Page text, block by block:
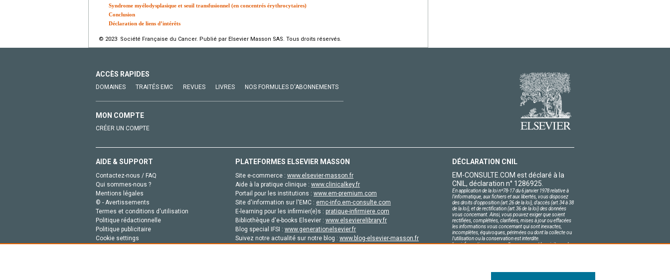
Syndrome myélodysplasique et seuil transfusionnel (en concentrés érythrocytaires)
Conclusion
Déclaration de liens d’intérêts
© 2023 Société Française du Cancer. Publié par Elsevier Masson SAS. Tous droits réservés.
ACCÈS RAPIDES
DOMAINES TRAITÉS EMC REVUES LIVRES NOS FORMULES D'ABONNEMENTS
MON COMPTE
CRÉER UN COMPTE
AIDE & SUPPORT
Contactez-nous / FAQ
Qui sommes-nous ?
Mentions légales
© - Avertissements
Termes et conditions d'utilisation
Politique rédactionnelle
Politique publicitaire
Cookie settings
PLATEFORMES ELSEVIER MASSON
Site e-commerce : www.elsevier-masson.fr
Aide à la pratique clinique : www.clinicalkey.fr
Portail pour les institutions : www.em-premium.com
Site d'information sur l'EMC : emc-info.em-consulte.com
E-learning pour les infirmier(e)s : pratique-infirmiere.com
Bibliothèque d'e-books Elsevier : www.elsevierelibrary.fr
Blog special IFSI : www.generationelsevier.fr
Suivez notre actualité sur notre blog : www.blog-elsevier-masson.fr
DÉCLARATION CNIL
EM-CONSULTE.COM est déclaré à la
CNIL, déclaration n° 1286925.
En application de la loi nº78-17 du 6 janvier 1978 relative à
l'informatique, aux fichiers et aux libertés, vous disposez
des droits d'opposition (art.26 de la loi), d'accès (art.34 à 38
de la loi), et de rectification (art.36 de la loi) des données
vous concernant. Ainsi, vous pouvez exiger que soient
rectifiées, complétées, clarifiées, mises à jour ou effacées
les informations vous concernant qui sont inexactes,
incomplètes, équivoques, périmées ou dont la collecte ou
l'utilisation ou la conservation est interdite.
Les informations personnelles concernant les visiteurs de